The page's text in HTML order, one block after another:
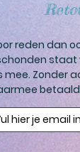
reden dan
staat
Zonder
betaald